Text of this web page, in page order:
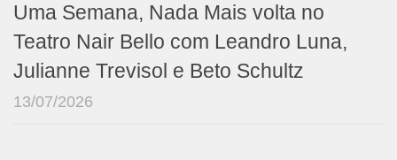
Uma Semana, Nada Mais volta no
Teatro Nair Bello com Leandro Luna,
Julianne Trevisol e Beto Schultz
13/07/2026